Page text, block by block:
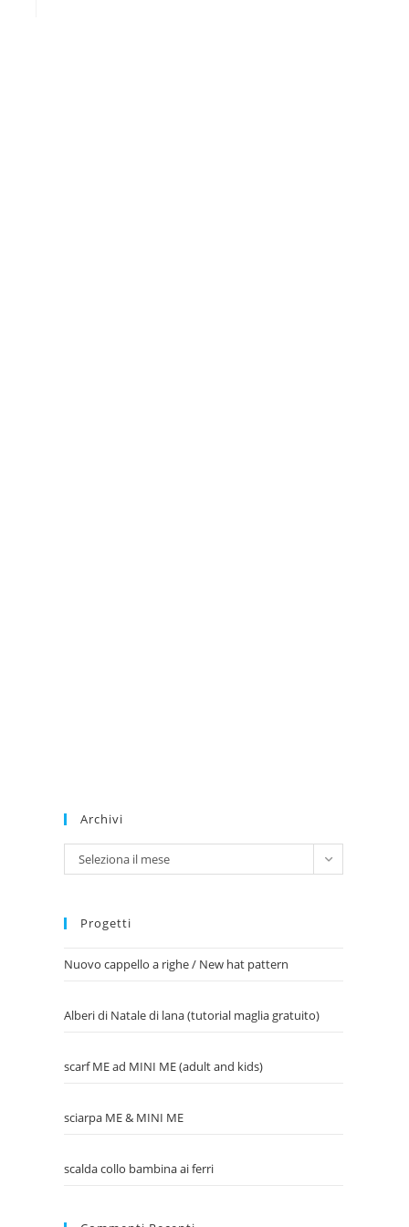
Archivi
Archivi
Seleziona il mese
Progetti
Nuovo cappello a righe / New hat pattern
Alberi di Natale di lana (tutorial maglia gratuito)
scarf ME ad MINI ME (adult and kids)
sciarpa ME & MINI ME
scalda collo bambina ai ferri